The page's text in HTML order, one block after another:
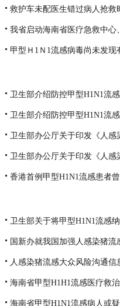
救护车未配医生错过病人抢救
我省启动海南省医疗急救中
甲型Ｈ1Ｎ1流感病毒尚未发现
卫生部介绍防控甲型H1N1流
卫生部介绍防控甲型H1N1流
卫生部办公厅关于印发《人感
卫生部办公厅关于印发《人感
香港首例甲型H1N1流感患者
卫生部关于将甲型H1N1流感
生检疫法》管理的公告
国新办就我国加强人感染猪
人感染猪流感大众风险沟通信
海南省甲型H1H1流感医疗救
海南省甲型H1N1流感病人或